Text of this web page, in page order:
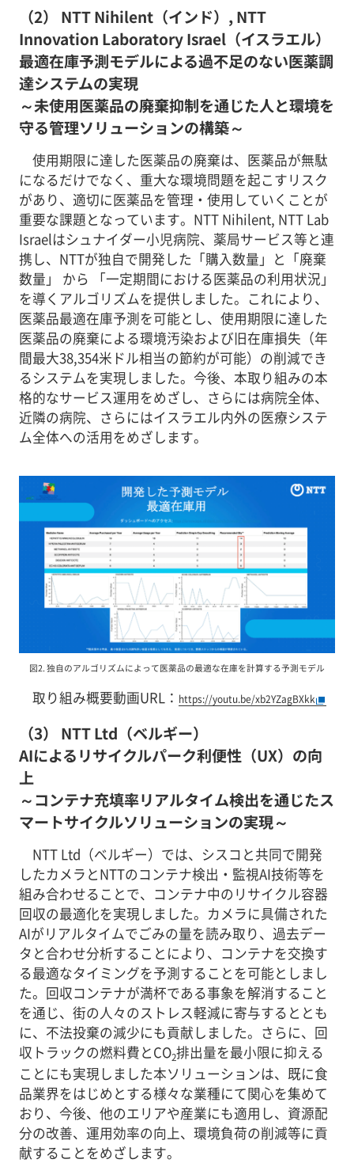
（2） NTT Nihilent（インド）, NTT
Innovation Laboratory Israel（イスラエル）
最適在庫予測モデルによる過不足のない医薬調
達システムの実現
～未使用医薬品の廃棄抑制を通じた人と環境を
守る管理ソリューションの構築～
使用期限に達した医薬品の廃棄は、医薬品が無駄
になるだけでなく、重大な環境問題を起こすリスク
があり、適切に医薬品を管理・使用していくことが
重要な課題となっています。NTT Nihilent, NTT Lab
Israelはシュナイダー小児病院、薬局サービス等と連
携し、NTTが独自で開発した「購入数量」と「廃棄
数量」 から 「一定期間における医薬品の利用状況」
を導くアルゴリズムを提供しました。これにより、
医薬品最適在庫予測を可能とし、使用期限に達した
医薬品の廃棄による環境汚染および旧在庫損失（年
間最大38,354米ドル相当の節約が可能）の削減でき
るシステムを実現しました。今後、本取り組みの本
格的なサービス運用をめざし、さらには病院全体、
近隣の病院、さらにはイスラエル内外の医療システ
ム全体への活用をめざします。
図2. 独自のアルゴリズムによって医薬品の最適な在庫を計算する予測モデル
取り組み概要動画URL： https://youtu.be/xb2YZagBXkk
（3） NTT Ltd（ベルギー）
AIによるリサイクルパーク利便性（UX）の向
上
～コンテナ充填率リアルタイム検出を通じたス
マートサイクルソリューションの実現～
NTT Ltd（ベルギー）では、シスコと共同で開発
したカメラとNTTのコンテナ検出・監視AI技術等を
組み合わせることで、コンテナ中のリサイクル容器
回収の最適化を実現しました。カメラに具備された
AIがリアルタイムでごみの量を読み取り、過去デー
タと合わせ分析することにより、コンテナを交換す
る最適なタイミングを予測することを可能としまし
た。回収コンテナが満杯である事象を解消すること
を通じ、街の人々のストレス軽減に寄与するととも
に、不法投棄の減少にも貢献しました。さらに、回
収トラックの燃料費とCO2排出量を最小限に抑える
ことにも実現しました本ソリューションは、既に食
品業界をはじめとする様々な業種にて関心を集めて
おり、今後、他のエリアや産業にも適用し、資源配
分の改善、運用効率の向上、環境負荷の削減等に貢
献することをめざします。